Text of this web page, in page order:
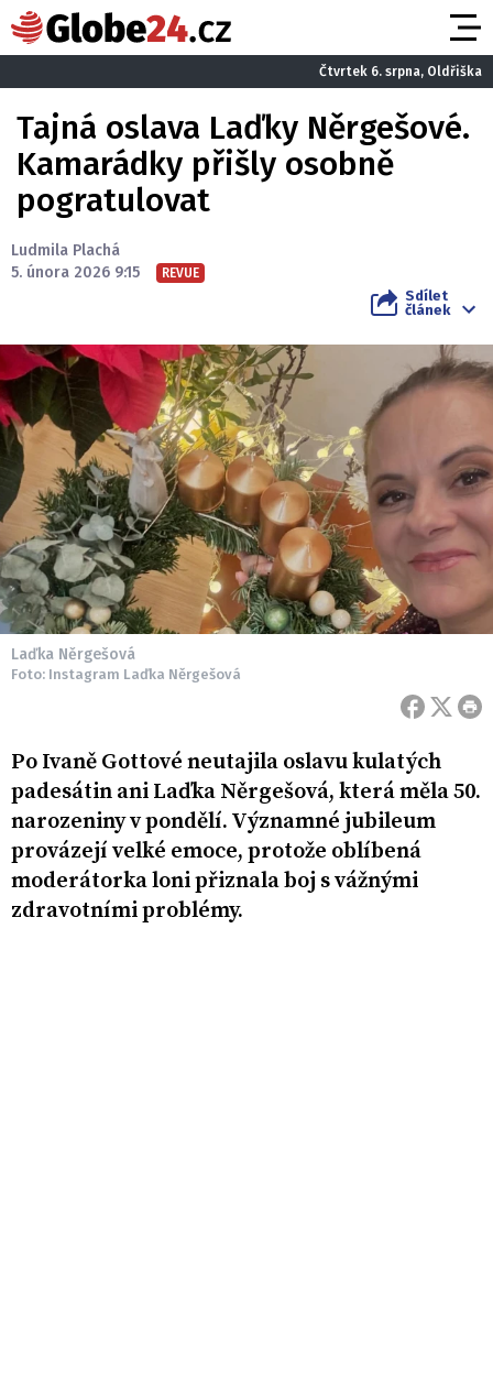
Čtvrtek 6. srpna, Oldřiška
Tajná oslava Laďky Něrgešové.
Kamarádky přišly osobně
pogratulovat
Ludmila Plachá
5. února 2026 9:15
REVUE
Sdílet
článek
Laďka Něrgešová
Foto: Instagram Laďka Něrgešová
Po Ivaně Gottové neutajila oslavu kulatých
padesátin ani Laďka Něrgešová, která měla 50.
narozeniny v pondělí. Významné jubileum
provázejí velké emoce, protože oblíbená
moderátorka loni přiznala boj s vážnými
zdravotními problémy.